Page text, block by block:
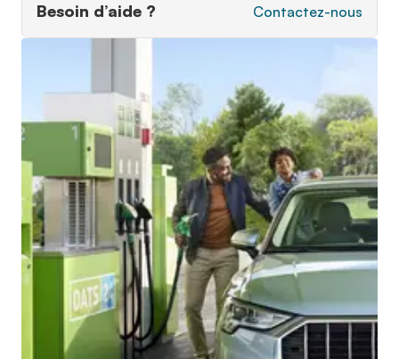
Besoin d’aide ? Contactez-nous